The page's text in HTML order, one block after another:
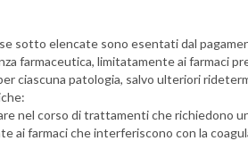
sotto elencate sono esentati dal
farmaceutica, limitatamente ai farmaci
ciascuna patologia, salvo ulteriori
nel corso di trattamenti che richiedono
ai farmaci che interferiscono con la